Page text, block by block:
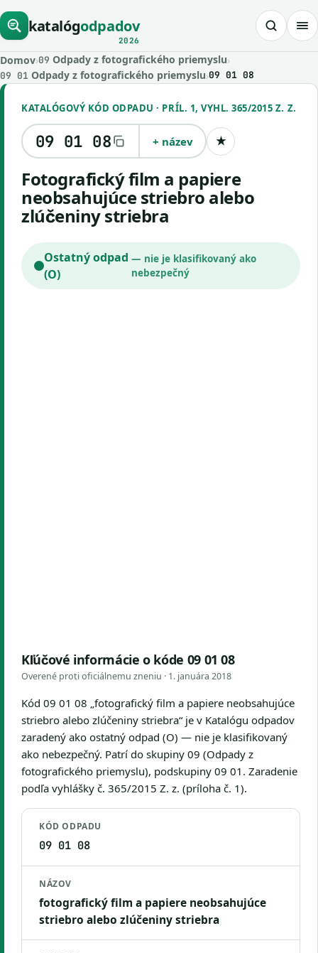
katalógodpadov
2026
Domov›09 Odpady z fotografického priemyslu›
09 01 Odpady z fotografického priemyslu›09 01 08
KATALÓGOVÝ KÓD ODPADU · PRÍL. 1, VYHL. 365/2015 Z. Z.
09 01 08 + název ★Uložiť kód
fotografický film a papiere
neobsahujúce striebro alebo
zlúčeniny striebra
Ostatný odpad
(O)
— nie je klasifikovaný ako
nebezpečný
Kľúčové informácie o kóde 09 01 08
Overené proti oficiálnemu zneniu · 1. januára 2018
Kód 09 01 08 „fotografický film a papiere neobsahujúce
striebro alebo zlúčeniny striebra“ je v Katalógu odpadov
zaradený ako ostatný odpad (O) — nie je klasifikovaný
ako nebezpečný. Patrí do skupiny 09 (Odpady z
fotografického priemyslu), podskupiny 09 01. Zaradenie
podľa vyhlášky č. 365/2015 Z. z. (príloha č. 1).
KÓD ODPADU
09 01 08
NÁZOV
fotografický film a papiere neobsahujúce
striebro alebo zlúčeniny striebra